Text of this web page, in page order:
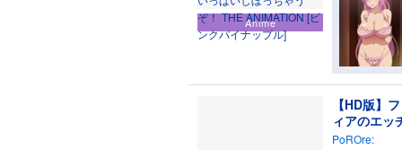
Anime
【HD版】
ィアのエッ
PoROre: